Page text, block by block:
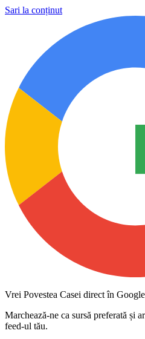
Sari la conținut
Vrei Povestea Casei direct în
Marchează-ne ca sursă preferată și
feed-ul tău.